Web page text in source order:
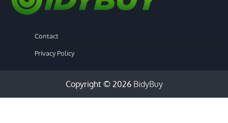
Contact
Privacy Policy
Copyright © 2026 BidyBuy